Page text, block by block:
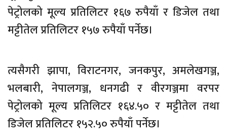
पेट्रोलको मूल्य प्रतिलिटर १६७ रुपैयाँ र डिजेल तथा
मट्टीतेल प्रतिलिटर १५७ रुपैयाँ पर्नेछ।
त्यसैगरी झापा, विराटनगर, जनकपुर, अमलेखगञ्ज,
भलबारी, नेपालगञ्ज, धनगढी र वीरगञ्जमा वरपर
पेट्रोलको मूल्य प्रतिलिटर १६४.५० र मट्टीतेल तथा
डिजेल प्रतिलिटर १५२.५० रुपैयाँ पर्नेछ।